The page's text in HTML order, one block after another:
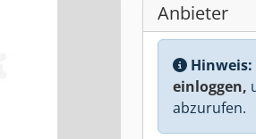
Anbieter
Hinweis:
einloggen,
abzurufen.